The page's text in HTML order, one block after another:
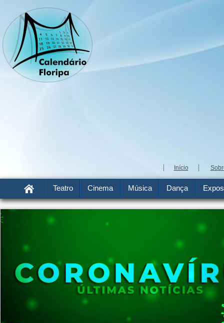
Início
Teatro Cinema Música Dança